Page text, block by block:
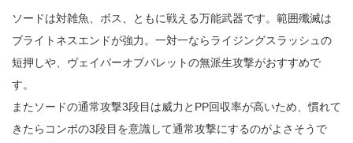
ソードは対雑魚、ボス、ともに戦える万能武器です。範囲殲滅は
ブライトネスエンドが強力。一対一ならライジングスラッシュの
短押しや、ヴェイパーオブバレットの無派生攻撃がおすすめで
す。
またソードの通常攻撃3段目は威力とPP回収率が高いため、慣れて
きたらコンボの3段目を意識して通常攻撃にするのがよさそうで